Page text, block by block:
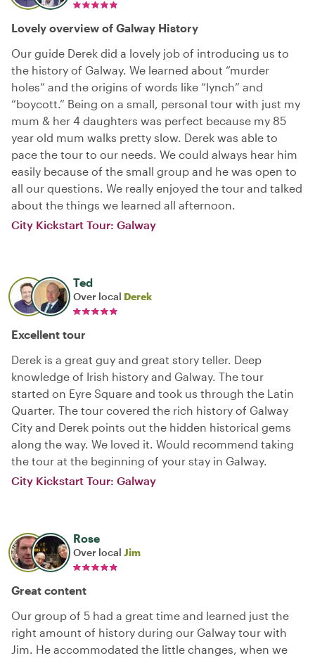
Lovely overview of Galway History
Our guide Derek did a lovely job of introducing us to
the history of Galway. We learned about “murder
holes” and the origins of words like “lynch” and
“boycott.” Being on a small, personal tour with just my
mum & her 4 daughters was perfect because my 85
year old mum walks pretty slow. Derek was able to
pace the tour to our needs. We could always hear him
easily because of the small group and he was open to
all our questions. We really enjoyed the tour and talked
about the things we learned all afternoon.
City Kickstart Tour: Galway
Ted
Over local Derek
Excellent tour
Derek is a great guy and great story teller. Deep
knowledge of Irish history and Galway. The tour
started on Eyre Square and took us through the Latin
Quarter. The tour covered the rich history of Galway
City and Derek points out the hidden historical gems
along the way. We loved it. Would recommend taking
the tour at the beginning of your stay in Galway.
City Kickstart Tour: Galway
Rose
Over local Jim
Great content
Our group of 5 had a great time and learned just the
right amount of history during our Galway tour with
Jim. He accommodated the little changes, when we